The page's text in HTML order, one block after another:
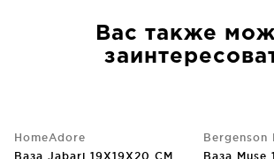
Вас также
HomeAdore
Ваза Jabari 19X19X20 CM
Bergenson
Ваза Muse